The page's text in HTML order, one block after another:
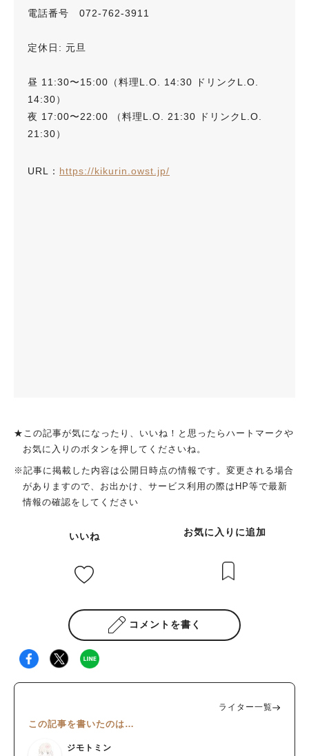
電話番号 072-762-3911
定休日: 元旦
昼 11:30〜15:00（料理L.O. 14:30 ドリンクL.O.
14:30）
夜 17:00〜22:00 （料理L.O. 21:30 ドリンクL.O.
21:30）
URL： https://kikurin.owst.jp/
★この記事が気になったり、いいね！と思ったらハートマークや
お気に入りのボタンを押してくださいね。
※記事に掲載した内容は公開日時点の情報です。変更される場合
がありますので、お出かけ、サービス利用の際はHP等で最新
情報の確認をしてください
いいね お気に入りに追加
コメントを書く
ライター一覧
この記事を書いたのは…
ジモトミン